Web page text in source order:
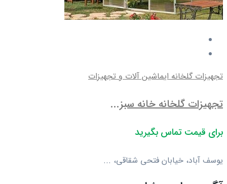
تجهیزات گلخانه ایماشین آلات و تجهیزات
تجهیزات گلخانه خانه سبز...
برای قیمت تماس بگیرید
یوسف آباد، خیابان فتحی شقاقی، ...